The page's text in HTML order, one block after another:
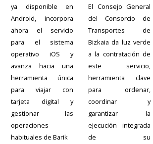
ya disponible en
Android, incorpora
ahora el servicio
para el sistema
operativo iOS y
avanza hacia una
herramienta única
para viajar con
tarjeta digital y
gestionar las
operaciones
habituales de Barik
El Consejo General
del Consorcio de
Transportes de
Bizkaia da luz verde
a la contratación de
este servicio,
herramienta clave
para ordenar,
coordinar y
garantizar la
ejecución integrada
de su